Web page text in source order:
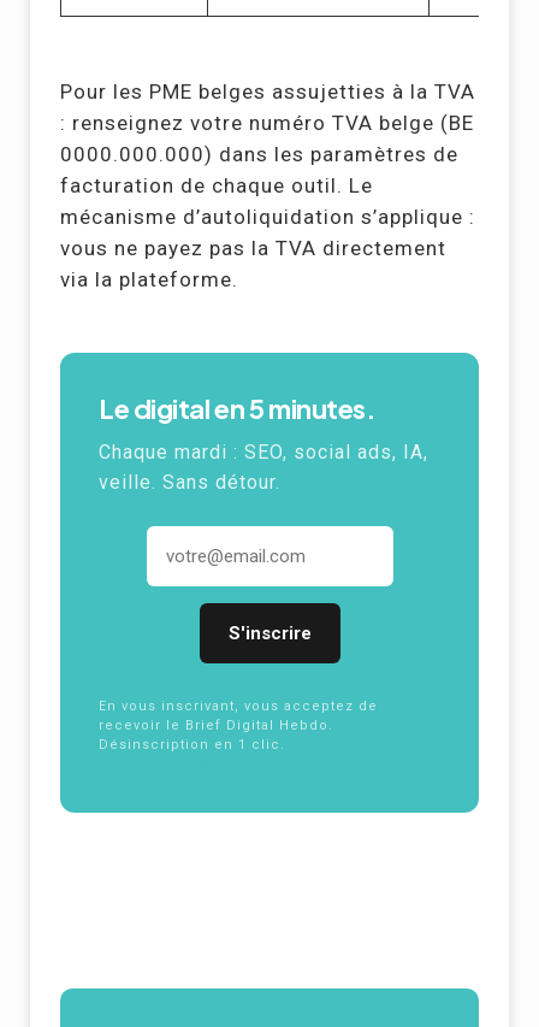
Pour les PME belges assujetties à la TVA
: renseignez votre numéro TVA belge (BE
0000.000.000) dans les paramètres de
facturation de chaque outil. Le
mécanisme d’autoliquidation s’applique :
vous ne payez pas la TVA directement
via la plateforme.
Le digital en 5 minutes.
Chaque mardi : SEO, social ads, IA,
veille. Sans détour.
En vous inscrivant, vous acceptez de
recevoir le Brief Digital Hebdo.
Désinscription en 1 clic.